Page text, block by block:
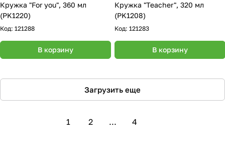
Кружка "For you", 360 мл
(PK1220)
Код: 121288
В корзину
Кружка "Teacher", 320 мл
(PK1208)
Код: 121283
В корзину
Загрузить еще
1 2 ... 4